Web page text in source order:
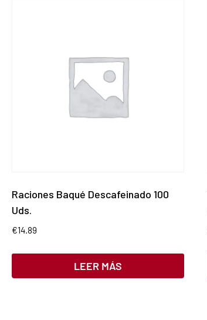
Raciones Baqué Descafeinado 100
Uds.
€14.89
LEER MÁS